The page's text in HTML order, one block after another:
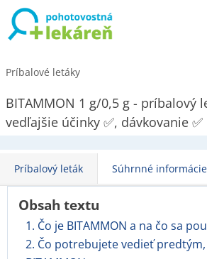
Príbalové letáky
BITAMMON 1 g/0,5 g - príbalový
vedľajšie účinky ✅, dávkovanie ✅
Príbalový leták Súhrnné informácie
Obsah textu
1. Čo je BITAMMON a na čo sa
2. Čo potrebujete vedieť